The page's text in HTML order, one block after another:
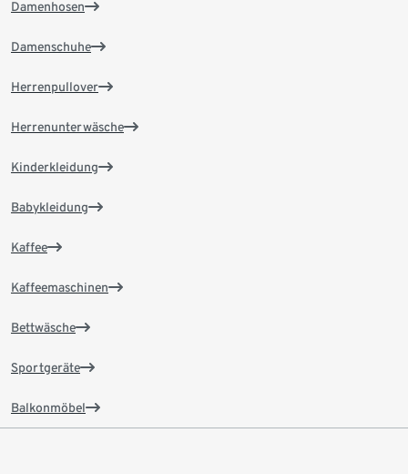
Damenhosen
Damenschuhe
Herrenpullover
Herrenunterwäsche
Kinderkleidung
Babykleidung
Kaffee
Kaffeemaschinen
Bettwäsche
Sportgeräte
Balkonmöbel